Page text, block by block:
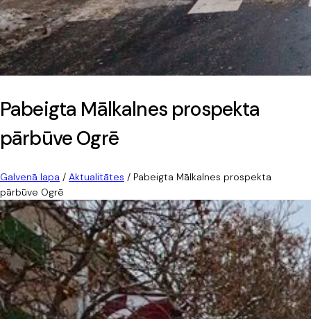
Pabeigta Mālkalnes prospekta
pārbūve Ogrē
Galvenā lapa / Aktualitātes / Pabeigta Mālkalnes prospekta
pārbūve Ogrē